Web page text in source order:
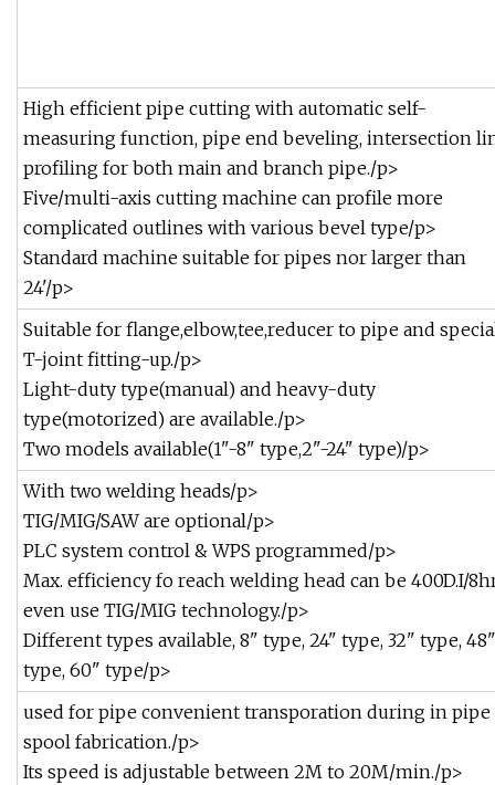
High efficient pipe cutting with automatic self-
measuring function, pipe end beveling, intersection
profiling for both main and branch pipe./p>
Five/multi-axis cutting machine can profile more
complicated outlines with various bevel type/p>
Standard machine suitable for pipes nor larger than
24'/p>
Suitable for flange,elbow,tee,reducer to pipe and
T-joint fitting-up./p>
Light-duty type(manual) and heavy-duty
type(motorized) are available./p>
Two models available(1"-8" type,2"-24" type)/p>
With two welding heads/p>
TIG/MIG/SAW are optional/p>
PLC system control & WPS programmed/p>
Max. efficiency fo reach welding head can be 400D.I/
even use TIG/MIG technology./p>
Different types available, 8" type, 24" type, 32" type, 48"
type, 60" type/p>
used for pipe convenient transporation during in pipe
spool fabrication./p>
Its speed is adjustable between 2M to 20M/min./p>